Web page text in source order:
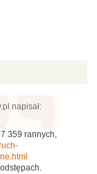
napisał:
359 rannych,